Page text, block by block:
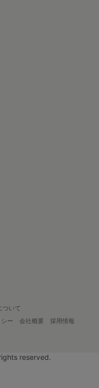
ついて
ー 会社概要
採用情報
reserved.